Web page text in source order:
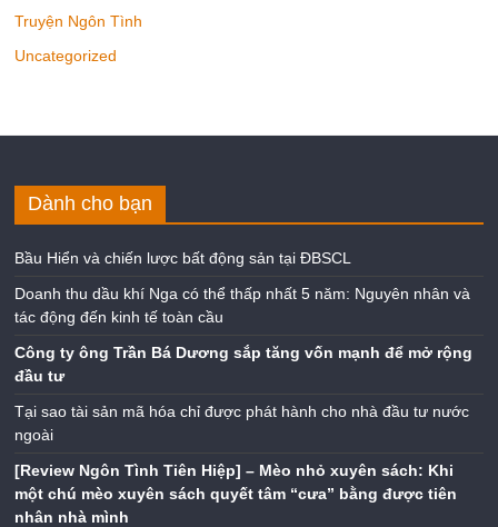
Truyện Ngôn Tình
Uncategorized
Dành cho bạn
Bầu Hiển và chiến lược bất động sản tại ĐBSCL
Doanh thu dầu khí Nga có thể thấp nhất 5 năm: Nguyên nhân và
tác động đến kinh tế toàn cầu
Công ty ông Trần Bá Dương sắp tăng vốn mạnh để mở rộng
đầu tư
Tại sao tài sản mã hóa chỉ được phát hành cho nhà đầu tư nước
ngoài
[Review Ngôn Tình Tiên Hiệp] – Mèo nhỏ xuyên sách: Khi
một chú mèo xuyên sách quyết tâm “cưa” bằng được tiên
nhân nhà mình